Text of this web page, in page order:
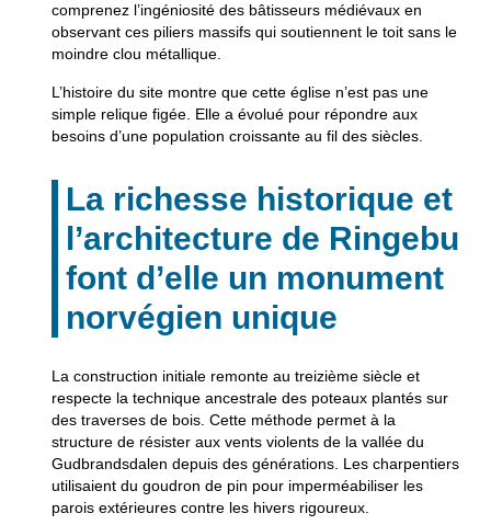
comprenez l’ingéniosité des bâtisseurs médiévaux en
observant ces piliers massifs qui soutiennent le toit sans le
moindre clou métallique.
L’histoire du site montre que cette église n’est pas une
simple relique figée. Elle a évolué pour répondre aux
besoins d’une population croissante au fil des siècles.
La richesse historique et
l’architecture de Ringebu
font d’elle un monument
norvégien unique
La construction initiale remonte au treizième siècle et
respecte la technique ancestrale des poteaux plantés sur
des traverses de bois. Cette méthode permet à la
structure de résister aux vents violents de la vallée du
Gudbrandsdalen depuis des générations. Les charpentiers
utilisaient du goudron de pin pour imperméabiliser les
parois extérieures contre les hivers rigoureux.